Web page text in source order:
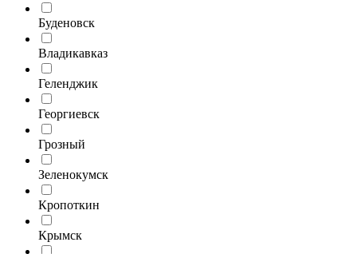
Буденовск
Владикавказ
Геленджик
Георгиевск
Грозный
Зеленокумск
Кропоткин
Крымск